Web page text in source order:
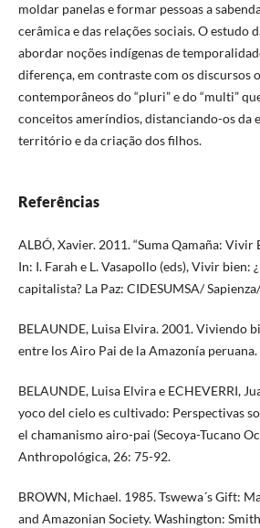
moldar panelas e formar pessoas a
cerâmica e das relações sociais. O estudo
abordar noções indígenas de
diferença, em contraste com os discursos
contemporâneos do “pluri” e do “multi”
conceitos ameríndios, distanciando-os da
território e da criação dos filhos.
Referências
ALBÓ, Xavier. 2011. “Suma Qamaña: Vivir
In: I. Farah e L. Vasapollo (eds), Vivir bien:
capitalista? La Paz: CIDESUMSA/
BELAUNDE, Luisa Elvira. 2001. Viviendo
entre los Airo Pai de la Amazonía
BELAUNDE, Luisa Elvira e ECHEVERRI,
yoco del cielo es cultivado: Perspectivas
el chamanismo airo-pai (Secoya-Tucano
Anthropológica, 26: 75-92.
BROWN, Michael. 1985. Tswewa´s Gift:
and Amazonian Society. Washington: